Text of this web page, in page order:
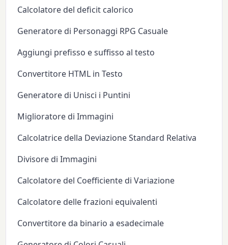
Calcolatore del deficit calorico
Generatore di Personaggi RPG Casuale
Aggiungi prefisso e suffisso al testo
Convertitore HTML in Testo
Generatore di Unisci i Puntini
Miglioratore di Immagini
Calcolatrice della Deviazione Standard Relativa
Divisore di Immagini
Calcolatore del Coefficiente di Variazione
Calcolatore delle frazioni equivalenti
Convertitore da binario a esadecimale